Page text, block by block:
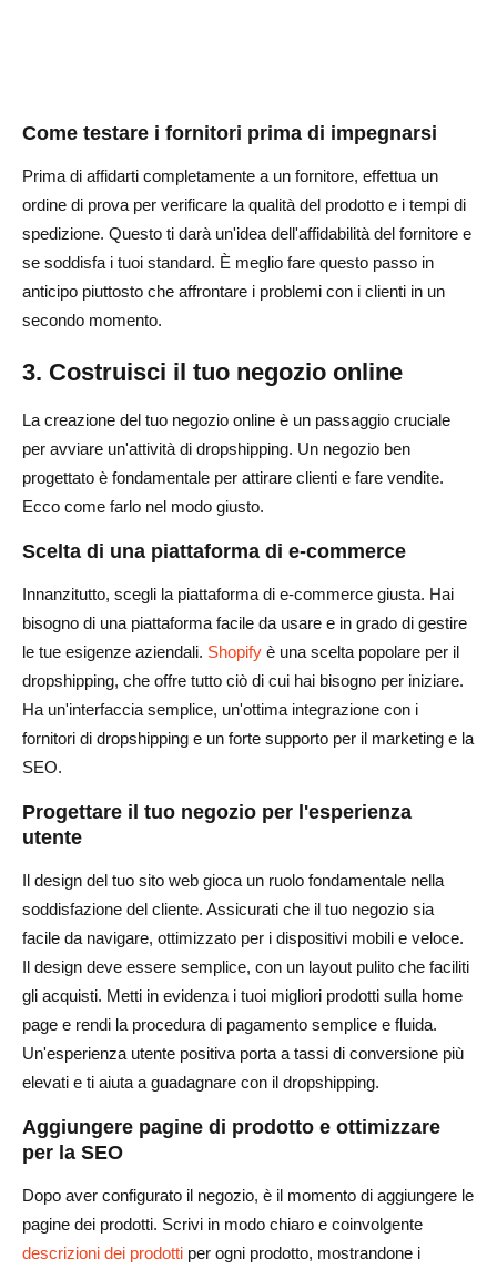
Come testare i fornitori prima di impegnarsi
Prima di affidarti completamente a un fornitore, effettua un
ordine di prova per verificare la qualità del prodotto e i tempi di
spedizione. Questo ti darà un'idea dell'affidabilità del fornitore e
se soddisfa i tuoi standard. È meglio fare questo passo in
anticipo piuttosto che affrontare i problemi con i clienti in un
secondo momento.
3. Costruisci il tuo negozio online
La creazione del tuo negozio online è un passaggio cruciale
per avviare un'attività di dropshipping. Un negozio ben
progettato è fondamentale per attirare clienti e fare vendite.
Ecco come farlo nel modo giusto.
Scelta di una piattaforma di e-commerce
Innanzitutto, scegli la piattaforma di e-commerce giusta. Hai
bisogno di una piattaforma facile da usare e in grado di gestire
le tue esigenze aziendali. Shopify è una scelta popolare per il
dropshipping, che offre tutto ciò di cui hai bisogno per iniziare.
Ha un'interfaccia semplice, un'ottima integrazione con i
fornitori di dropshipping e un forte supporto per il marketing e la
SEO.
Progettare il tuo negozio per l'esperienza
utente
Il design del tuo sito web gioca un ruolo fondamentale nella
soddisfazione del cliente. Assicurati che il tuo negozio sia
facile da navigare, ottimizzato per i dispositivi mobili e veloce.
Il design deve essere semplice, con un layout pulito che faciliti
gli acquisti. Metti in evidenza i tuoi migliori prodotti sulla home
page e rendi la procedura di pagamento semplice e fluida.
Un'esperienza utente positiva porta a tassi di conversione più
elevati e ti aiuta a guadagnare con il dropshipping.
Aggiungere pagine di prodotto e ottimizzare
per la SEO
Dopo aver configurato il negozio, è il momento di aggiungere le
pagine dei prodotti. Scrivi in modo chiaro e coinvolgente
descrizioni dei prodotti per ogni prodotto, mostrandone i